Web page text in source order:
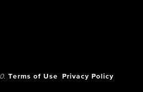
Terms of Use Privacy Policy